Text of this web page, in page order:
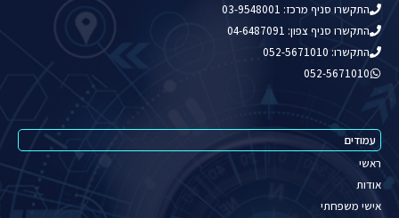
התקשרו סניף מרכז: 03-9548001
התקשרו סניף צפון: 04-6487091
התקשרו: 052-5671010
052-5671010
עמודים
ראשי
אודות
אישי משפחתי